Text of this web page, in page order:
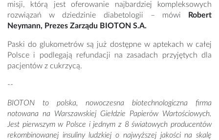
misji, którą jest oferowanie najbardziej kompleksowych
rozwiązań w dziedzinie diabetologii – mówi
Robert
Neymann, Prezes Zarządu BIOTON S.A.
Paski do glukometrów są już dostępne w aptekach w całej
Polsce i podlegają refundacji na zasadach przyjętych dla
pacjentów z cukrzycą.
--
BIOTON to polska, nowoczesna biotechnologiczna firma
notowana na Warszawskiej Giełdzie Papierów Wartościowych.
Jest pierwszym w Polsce i jednym z 8 światowych producentów
rekombinowanej insuliny ludzkiej o najwyższej jakości na skalę